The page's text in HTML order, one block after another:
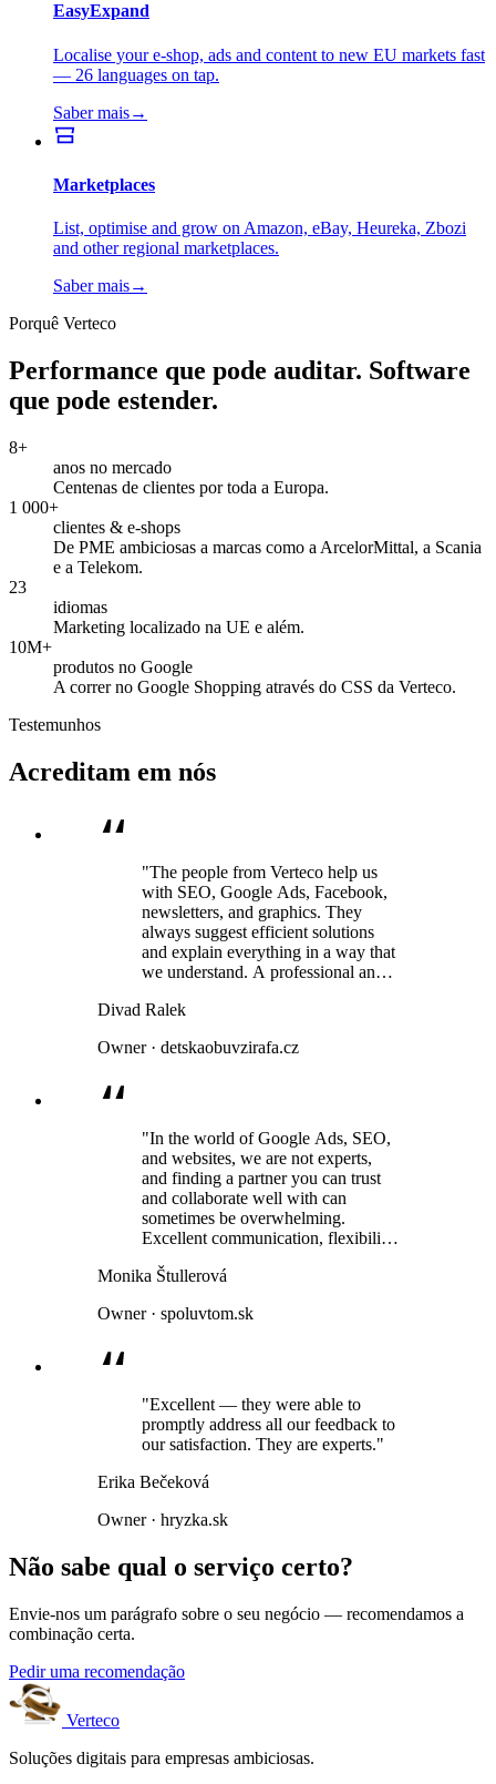
EasyExpand
Localise your e-shop, ads and content to new EU markets fast
— 26 languages on tap.
Saber mais→
Marketplaces
List, optimise and grow on Amazon, eBay, Heureka, Zbozi
and other regional marketplaces.
Saber mais→
Porquê Verteco
Performance que pode auditar. Software
que pode estender.
8+
anos no mercado
Centenas de clientes por toda a Europa.
1 000+
clientes & e-shops
De PME ambiciosas a marcas como a ArcelorMittal, a Scania
e a Telekom.
23
idiomas
Marketing localizado na UE e além.
10M+
produtos no Google
A correr no Google Shopping através do CSS da Verteco.
Testemunhos
Acreditam em nós
"The people from Verteco help us
with SEO, Google Ads, Facebook,
newsletters, and graphics. They
always suggest efficient solutions
and explain everything in a way that
we understand. A professional and
been using their services for several
satisfied."
Divad Ralek
Owner · detskaobuvzirafa.cz
"In the world of Google Ads, SEO,
and websites, we are not experts,
and finding a partner you can trust
and collaborate well with can
sometimes be overwhelming.
Excellent communication, flexibility,
approach."
Monika Štullerová
Owner · spoluvtom.sk
"Excellent — they were able to
promptly address all our feedback to
our satisfaction. They are experts."
Erika Bečeková
Owner · hryzka.sk
Não sabe qual o serviço certo?
Envie-nos um parágrafo sobre o seu negócio — recomendamos a
combinação certa.
Pedir uma recomendação
Verteco
Soluções digitais para empresas ambiciosas.